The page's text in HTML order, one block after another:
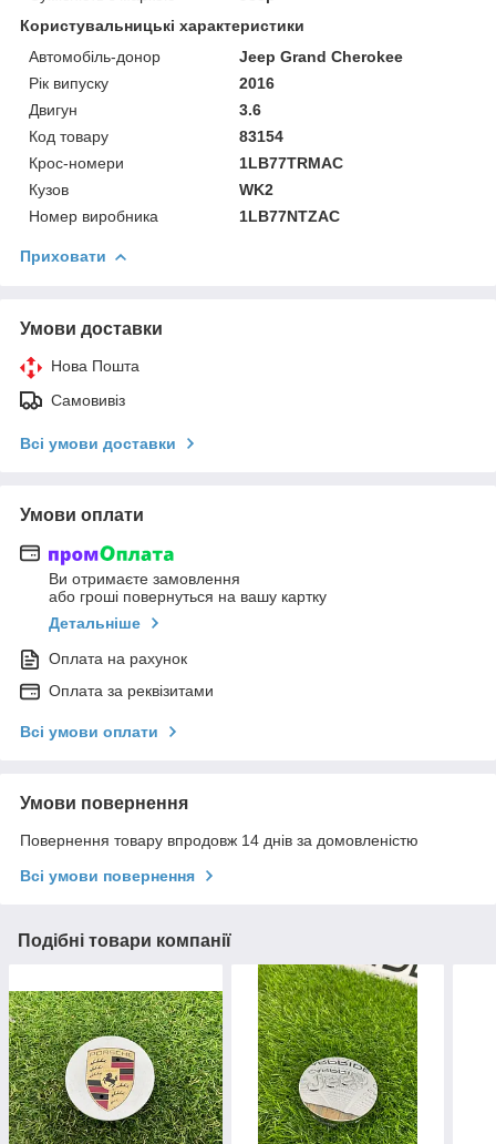
Користувальницькі характеристики
Автомобіль-донор
Jeep Grand Cherokee
Рік випуску
2016
Двигун
3.6
Код товару
83154
Крос-номери
1LB77TRMAC
Кузов
WK2
Номер виробника
1LB77NTZAC
Приховати
Умови доставки
Нова Пошта
Самовивіз
Всі умови доставки
Умови оплати
Ви отримаєте замовлення
або гроші повернуться на вашу картку
Детальніше
Оплата на рахунок
Оплата за реквізитами
Всі умови оплати
Умови повернення
Повернення товару впродовж 14 днів за домовленістю
Всі умови повернення
Подібні товари компанії